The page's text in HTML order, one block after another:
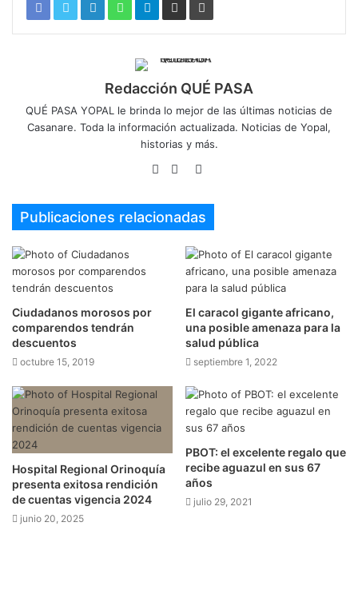
Redacción QUÉ PASA
QUÉ PASA YOPAL le brinda lo mejor de las últimas noticias de
Casanare. Toda la información actualizada. Noticias de Yopal,
historias y más.
Sitio Facebook
Twitter
Publicaciones relacionadas
Ciudadanos morosos por
comparendos tendrán
descuentos
octubre 15, 2019
El caracol gigante africano,
una posible amenaza para la
salud pública
septiembre 1, 2022
Hospital Regional Orinoquía
presenta exitosa rendición
de cuentas vigencia 2024
junio 20, 2025
PBOT: el excelente regalo que
recibe aguazul en sus 67
años
julio 29, 2021